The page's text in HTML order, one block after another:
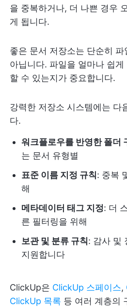
을 중복하거나, 더 나쁜 경우
게 됩니다.
좋은 문서 저장소는 단순히 파
아닙니다. 파일을 얼마나 쉽
할 수 있는지가 중요합니다.
강력한 저장소 시스템에는 다
다.
워크플로우를 반영한 폴더
는 문서 유형별
표준 이름 지정 규칙: 중복
해
메타데이터 태그 지정: 더
른 필터링을 위해
보관 및 분류 규칙: 감사 및
지원합니다
ClickUp은 ClickUp 스페이스,
ClickUp 목록 등 여러 계층의